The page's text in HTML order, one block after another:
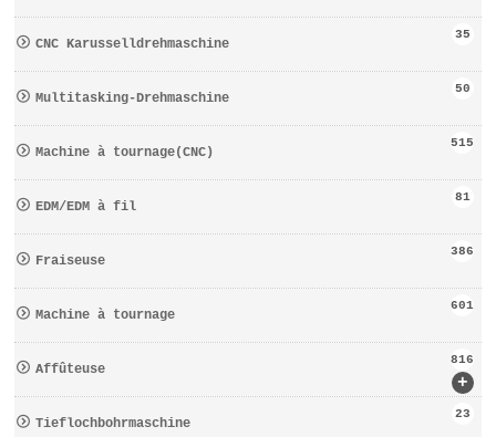
CNC Karusselldrehmaschine
35
Multitasking-Drehmaschine
50
Machine à tournage(CNC)
515
EDM/EDM à fil
81
Fraiseuse
386
Machine à tournage
601
+
Affûteuse
816
Tieflochbohrmaschine
23